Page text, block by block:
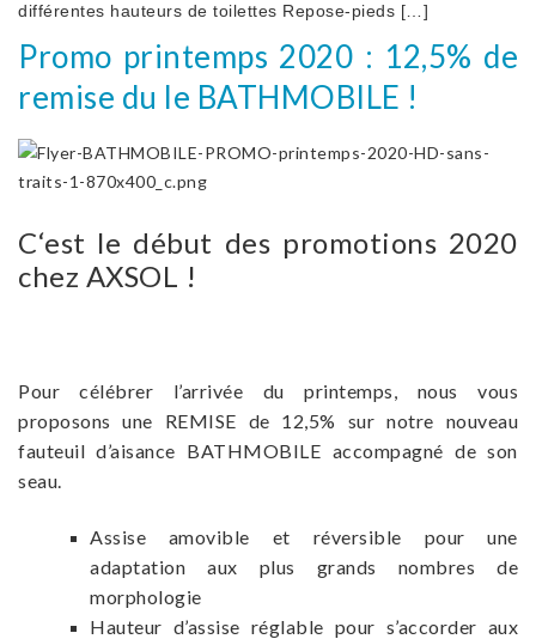
différentes hauteurs de toilettes Repose-pieds […]
Promo printemps 2020 : 12,5% de
remise du le BATHMOBILE !
C‘est le début des promotions 2020
chez AXSOL !
Pour célébrer l’arrivée du printemps, nous vous
proposons une REMISE de 12,5% sur notre nouveau
fauteuil d’aisance BATHMOBILE accompagné de son
seau.
Assise amovible et réversible pour une
adaptation aux plus grands nombres de
morphologie
Hauteur d’assise réglable pour s’accorder aux